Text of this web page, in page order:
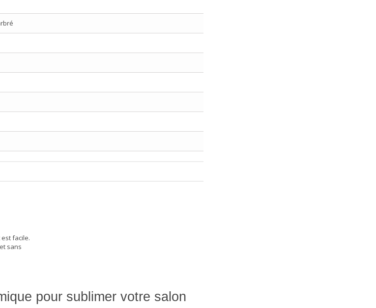
facile.
sans
pour sublimer votre salon